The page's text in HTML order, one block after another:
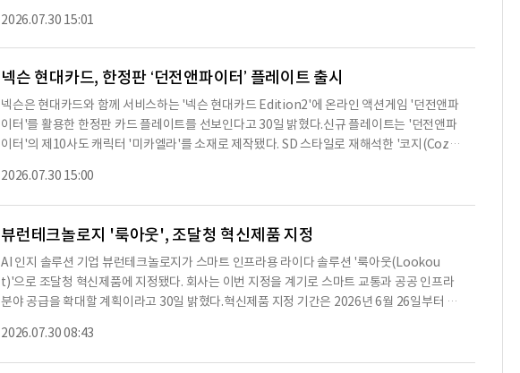
을 시작한다고 밝혔다.참가자는 GPT-5.6 모델군과 챗GPT 워크, 코덱스 등 최신 AI 연구 도구
를 활용할 수 있게 된다.프로그램은 올여름 연구자 1만명을 대상으로 시작해 2027년까지 지
원 규모를 최대 10만명으로 확대할 예정이다.고난도 과학·수학 문제 해결을 위한 GPT-5.6 So
2026.07.30 15:01
넥슨 현대카드, 한정판 ‘던전앤파이터’ 플레이트 출시
넥슨은 현대카드와 함께 서비스하는 '넥슨 현대카드 Edition2'에 온라인 액션게임 '던전앤파
이터'를 활용한 한정판 카드 플레이트를 선보인다고 30일 밝혔다.신규 플레이트는 '던전앤파
이터'의 제10사도 캐릭터 '미카엘라'를 소재로 제작됐다. SD 스타일로 재해석한 '코지(Coz
기간은 7월 30일부터 9월 17일까지다.넥슨은 플레이트 출시를 기념해 '넥슨 현대카드 Editio
n2'의 '넥슨팩' 이용자를 대상으로 이벤트도 마련했다. 기존 프로모션에 참여한 이력이 없는
이용자가 9월 17일까지 카드로 누적 5만 원 이상 결제하면 5만 '넥슨 현대카드 포인트2'를
2026.07.30 15:00
뷰런테크놀로지 '룩아웃', 조달청 혁신제품 지정
AI 인지 솔루션 기업 뷰런테크놀로지가 스마트 인프라용 라이다 솔루션 '룩아웃(Lookou
t)'으로 조달청 혁신제품에 지정됐다. 회사는 이번 지정을 계기로 스마트 교통과 공공 인프라
분야 공급을 확대할 계획이라고 30일 밝혔다.혁신제품 지정 기간은 2026년 6월 26일부터 20
했으며, 올해 상반기 브랜드 개편을 거쳐 '룩아웃'으로 제품명을 변경했다.룩아웃은 라이다가
수집한 3차원 포인트 클라우드 데이터를 실시간으로 분석해 보행자와 차량, 이륜차 등 다양한
2026.07.30 08:43